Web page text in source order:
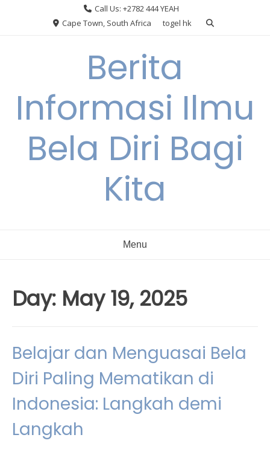
Call Us: +2782 444 YEAH
Cape Town, South Africa
togel hk
Berita
Informasi Ilmu
Bela Diri Bagi
Kita
Menu
Day: May 19, 2025
Belajar dan Menguasai Bela
Diri Paling Mematikan di
Indonesia: Langkah demi
Langkah